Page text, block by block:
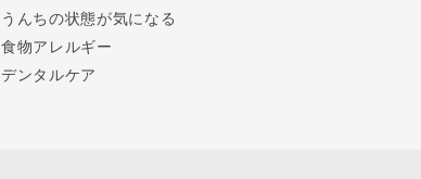
うんちの状態が気になる
食物アレルギー
デンタルケア